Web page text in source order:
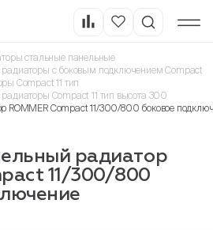
стальные панельные
с боковым подключением Compact
Compact 11 тип
Compact 11 тип высота 300
ROMMER Compact 11/300/800 боковое
радиатор
11/300/800